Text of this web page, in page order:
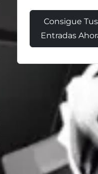
Consigue Tus
Entradas